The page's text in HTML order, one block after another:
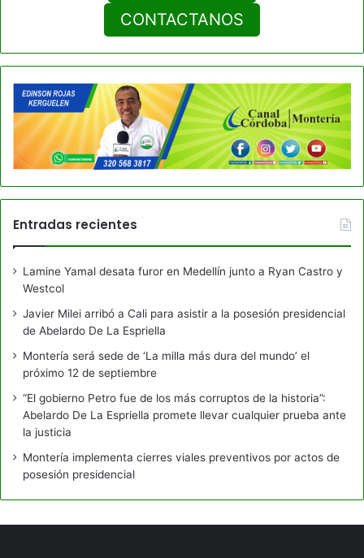
CONTACTANOS
Entradas recientes
Lamine Yamal desata furor en Medellín junto a Ryan Castro y
Westcol
Javier Milei arribó a Cali para asistir a la posesión presidencial
de Abelardo De La Espriella
Montería será sede de ‘La milla más dura del mundo’ el
próximo 12 de septiembre
“El gobierno Petro fue de los más corruptos de la historia”:
Abelardo De La Espriella promete llevar cualquier prueba ante
la justicia
Montería implementa cierres viales preventivos por actos de
posesión presidencial